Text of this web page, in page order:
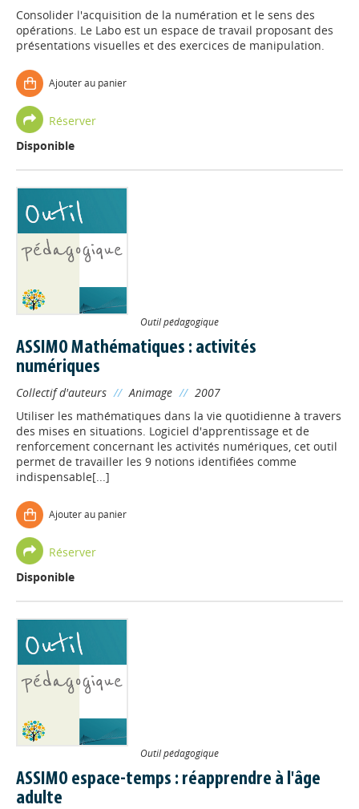
Consolider l'acquisition de la numération et le sens des
opérations. Le Labo est un espace de travail proposant des
présentations visuelles et des exercices de manipulation.
Ajouter au panier
Réserver
Disponible
Outil pédagogique
ASSIMO Mathématiques : activités
numériques
Collectif d'auteurs // Animage // 2007
Utiliser les mathématiques dans la vie quotidienne à travers
des mises en situations. Logiciel d'apprentissage et de
renforcement concernant les activités numériques, cet outil
permet de travailler les 9 notions identifiées comme
indispensable[...]
Ajouter au panier
Réserver
Disponible
Outil pédagogique
ASSIMO espace-temps : réapprendre à l'âge
adulte